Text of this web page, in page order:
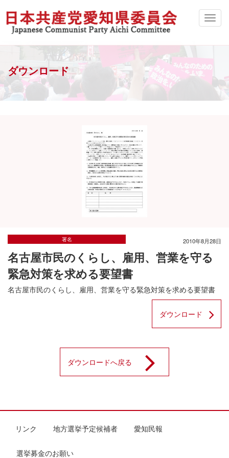
ダウンロード
署名 2010年8月28日
名古屋市民のくらし、雇用、営業を守る
緊急対策を求める要望書
名古屋市民のくらし、雇用、営業を守る緊急対策を求める要望書
ダウンロード
ダウンロードへ戻る
リンク 地方選挙予定候補者 愛知民報
選挙募金のお願い